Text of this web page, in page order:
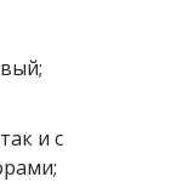
и с